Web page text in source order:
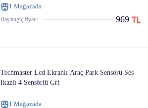
1 Mağazada
Başlangıç ​​fiyatı: 969
Techmaster Lcd Ekranlı Araç Park Sensörü Ses
Ikazlı 4 Sensörlü Gri
1 Mağazada